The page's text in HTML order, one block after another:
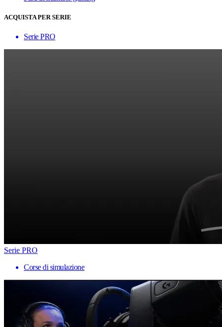
ACQUISTA PER SERIE
Serie PRO
Serie PRO
Corse di simulazione